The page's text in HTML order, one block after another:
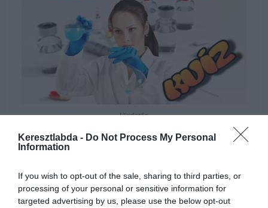
Keresztlabda - Do Not Process My Personal
Information
If you wish to opt-out of the sale, sharing to third parties, or
processing of your personal or sensitive information for
targeted advertising by us, please use the below opt-out
Hirdetés